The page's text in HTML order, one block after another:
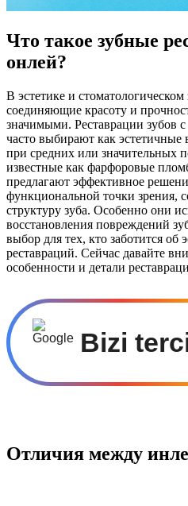
Что такое зубные
онлей?
В эстетике и
соединяющие красоту и
значимыми. Реставрации зубов
часто выбирают как
при средних или значительных
известные как фарфоровые
предлагают эффективное
функциональной точки зрения,
структуру зуба. Особенно они
восстановления повреждений
выбор для тех, кто заботится об
реставраций. Сейчас давайте
особенности и детали
Bizi
Отличия между